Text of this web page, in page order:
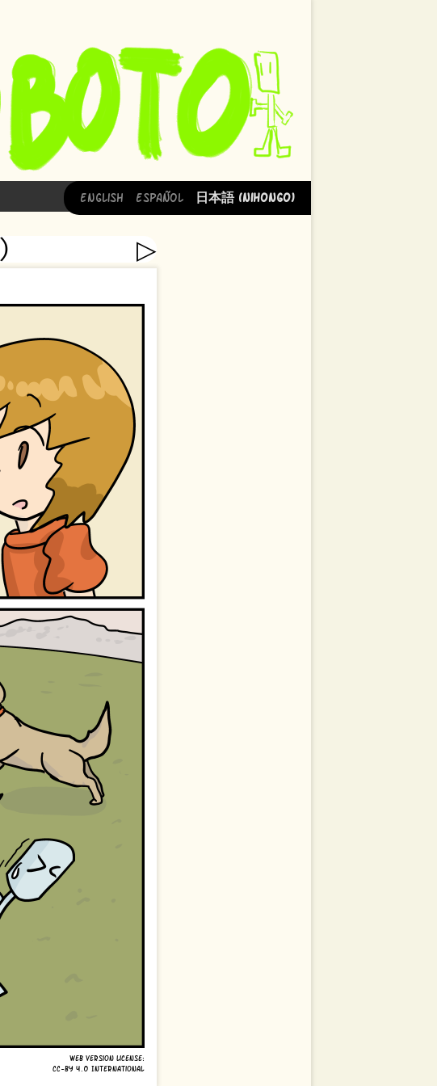
English Español 日本語 (Nihongo)
▷